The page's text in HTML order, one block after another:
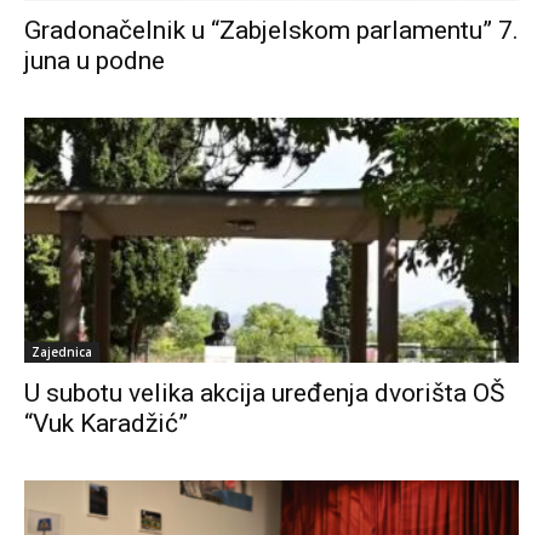
Gradonačelnik u “Zabjelskom parlamentu” 7.
juna u podne
Zajednica
U subotu velika akcija uređenja dvorišta OŠ
“Vuk Karadžić”